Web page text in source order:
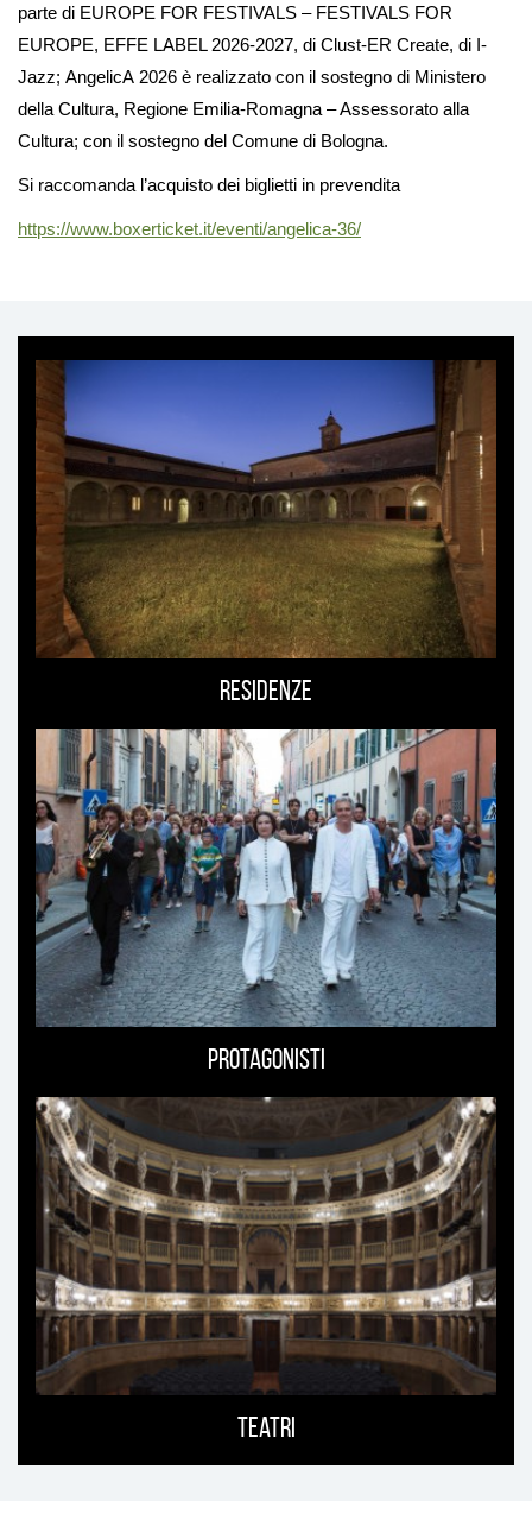
parte di EUROPE FOR FESTIVALS – FESTIVALS FOR
EUROPE, EFFE LABEL 2026-2027, di Clust-ER Create, di I-
Jazz; AngelicA 2026 è realizzato con il sostegno di Ministero
della Cultura, Regione Emilia-Romagna – Assessorato alla
Cultura; con il sostegno del Comune di Bologna.
Si raccomanda l’acquisto dei biglietti in prevendita
https://www.boxerticket.it/eventi/angelica-36/
Ti
può
interessare
Residenze
Protagonisti
Teatri